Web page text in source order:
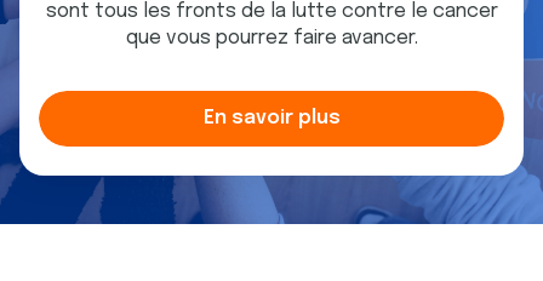
sont tous les fronts de la lutte contre le cancer
que vous pourrez faire avancer.
En savoir plus